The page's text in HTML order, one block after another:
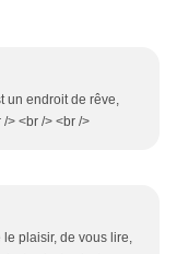
un endroit de rêve,
> <br /> <br />
plaisir, de vous lire,